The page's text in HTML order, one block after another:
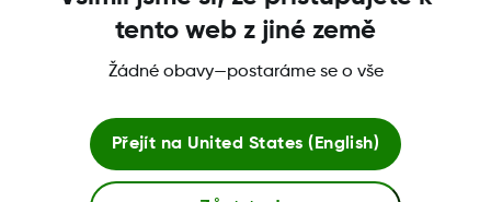
LBL014350 Rev004
Podmínky a Zásady
tento web z jiné země
Žádné obavy—postaráme se o vše
Přejít na United States (English)